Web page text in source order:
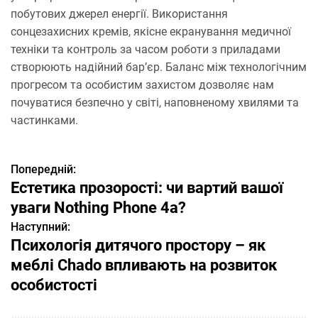
побутових джерел енергії. Використання
сонцезахисних кремів, якісне екранування медичної
техніки та контроль за часом роботи з приладами
створюють надійний бар’єр. Баланс між технологічним
прогресом та особистим захистом дозволяє нам
почуватися безпечно у світі, наповненому хвилями та
частинками.
Н
а
в
і
г
Попередній:
Естетика прозорості: чи вартий вашої
уваги Nothing Phone 4a?
Наступний:
Психологія дитячого простору – як
меблі Chado впливають на розвиток
особистості